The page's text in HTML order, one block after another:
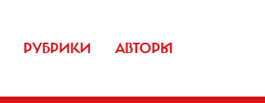
РУБРИКИ АВТОРЫ